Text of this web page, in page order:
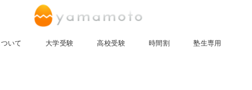
いて 大学受験 高校受験 時間割 塾生専用